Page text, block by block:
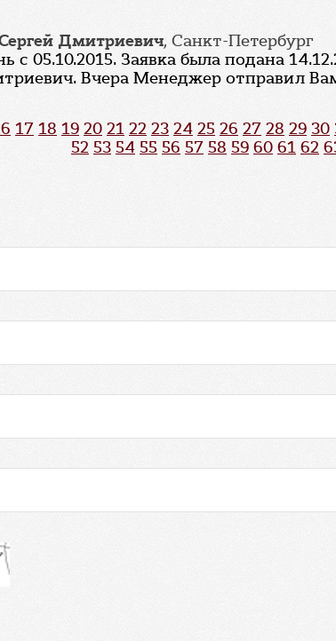
Дмитриевич, Санкт-Петербург
с 05.10.2015. Заявка была подана
Вчера Менеджер отправил
17 18 19 20 21 22 23 24 25 26 27 28 29 30
52 53 54 55 56 57 58 59 60 61 62